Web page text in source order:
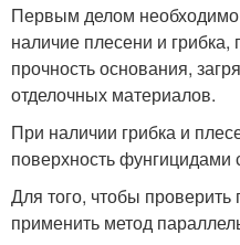
Первым делом необходимо
наличие плесени и
прочность основания,
отделочных материалов.
При наличии грибка и
поверхность фунгицидами
Для того, чтобы
применить метод